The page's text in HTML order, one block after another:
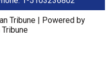
Tribune | Powered by